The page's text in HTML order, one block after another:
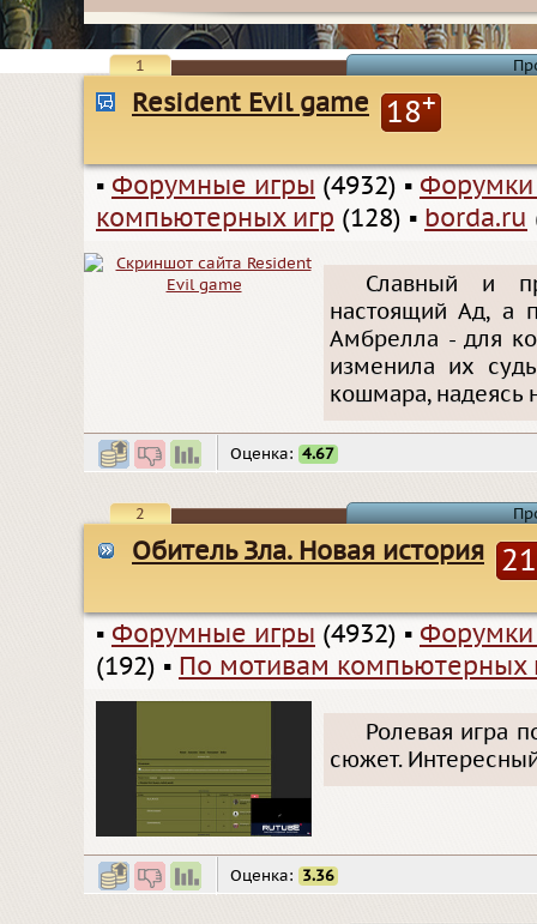
1
Resident Evil game 18+
▪ Форумные игры (4932) ▪
компьютерных игр (128) ▪ borda.ru
Славный и
настоящий Ад, а
Амбрелла - для
изменила их
кошмара, надеясь
Оценка: 4.67
2
Обитель Зла. Новая история 21
▪ Форумные игры (4932) ▪
(192) ▪ По мотивам компьютерных
Ролевая игра
сюжет.
Оценка: 3.36